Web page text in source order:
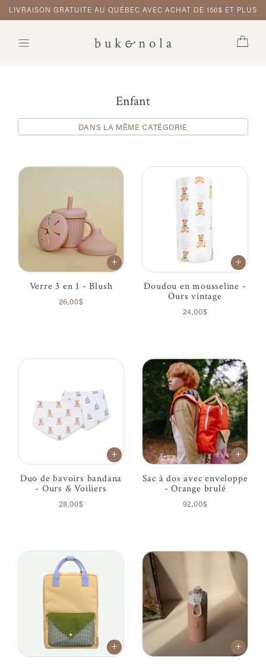
LIVRAISON GRATUITE AU QUÉBEC AVEC ACHAT DE 150$ ET PLUS
Enfant
DANS LA MÊME CATÉGORIE
Verre 3 en 1 - Blush
26,00$
Doudou en mousseline -
Ours vintage
24,00$
Duo de bavoirs bandana
- Ours & Voiliers
28,00$
Sac à dos avec enveloppe
- Orange brulé
92,00$